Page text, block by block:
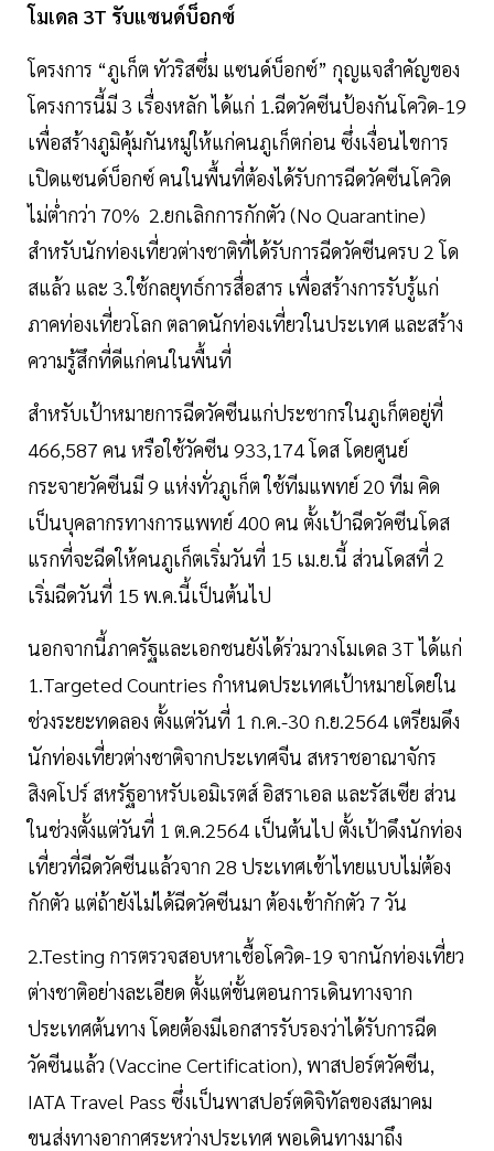
โมเดล 3T รับแซนด์บ็อกซ์
โครงการ “ภูเก็ต ทัวริสซึ่ม แซนด์บ็อกซ์” กุญแจสำคัญของ
โครงการนี้มี 3 เรื่องหลัก ได้แก่ 1.ฉีดวัคซีนป้องกันโควิด-19
เพื่อสร้างภูมิคุ้มกันหมู่ให้แก่คนภูเก็ตก่อน ซึ่งเงื่อนไขการ
เปิดแซนด์บ็อกซ์ คนในพื้นที่ต้องได้รับการฉีดวัคซีนโควิด
ไม่ต่ำกว่า 70% 2.ยกเลิกการกักตัว (No Quarantine)
สำหรับนักท่องเที่ยวต่างชาติที่ได้รับการฉีดวัคซีนครบ 2 โด
สแล้ว และ 3.ใช้กลยุทธ์การสื่อสาร เพื่อสร้างการรับรู้แก่
ภาคท่องเที่ยวโลก ตลาดนักท่องเที่ยวในประเทศ และสร้าง
ความรู้สึกที่ดีแก่คนในพื้นที่
สำหรับเป้าหมายการฉีดวัคซีนแก่ประชากรในภูเก็ตอยู่ที่
466,587 คน หรือใช้วัคซีน 933,174 โดส โดยศูนย์
กระจายวัคซีนมี 9 แห่งทั่วภูเก็ต ใช้ทีมแพทย์ 20 ทีม คิด
เป็นบุคลากรทางการแพทย์ 400 คน ตั้งเป้าฉีดวัคซีนโดส
แรกที่จะฉีดให้คนภูเก็ตเริ่มวันที่ 15 เม.ย.นี้ ส่วนโดสที่ 2
เริ่มฉีดวันที่ 15 พ.ค.นี้เป็นต้นไป
นอกจากนี้ภาครัฐและเอกชนยังได้ร่วมวางโมเดล 3T ได้แก่
1.Targeted Countries กำหนดประเทศเป้าหมายโดยใน
ช่วงระยะทดลอง ตั้งแต่วันที่ 1 ก.ค.-30 ก.ย.2564 เตรียมดึง
นักท่องเที่ยวต่างชาติจากประเทศจีน สหราชอาณาจักร
สิงคโปร์ สหรัฐอาหรับเอมิเรตส์ อิสราเอล และรัสเซีย ส่วน
ในช่วงตั้งแต่วันที่ 1 ต.ค.2564 เป็นต้นไป ตั้งเป้าดึงนักท่อง
เที่ยวที่ฉีดวัคซีนแล้วจาก 28 ประเทศเข้าไทยแบบไม่ต้อง
กักตัว แต่ถ้ายังไม่ได้ฉีดวัคซีนมา ต้องเข้ากักตัว 7 วัน
2.Testing การตรวจสอบหาเชื้อโควิด-19 จากนักท่องเที่ยว
ต่างชาติอย่างละเอียด ตั้งแต่ขั้นตอนการเดินทางจาก
ประเทศต้นทาง โดยต้องมีเอกสารรับรองว่าได้รับการฉีด
วัคซีนแล้ว (Vaccine Certification), พาสปอร์ตวัคซีน,
IATA Travel Pass ซึ่งเป็นพาสปอร์ตดิจิทัลของสมาคม
ขนส่งทางอากาศระหว่างประเทศ พอเดินทางมาถึง